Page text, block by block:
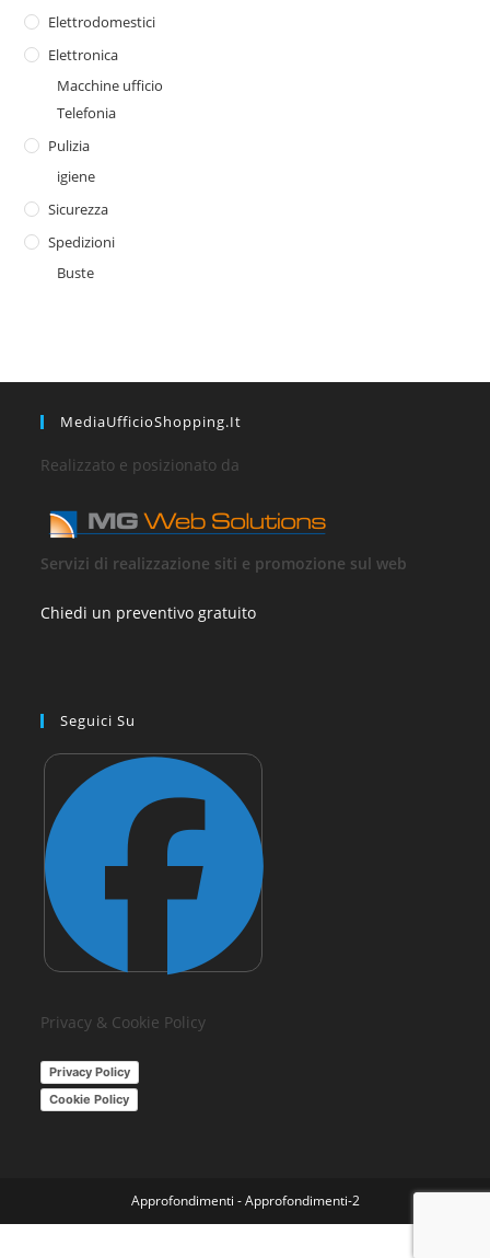
Elettrodomestici
Elettronica
Macchine ufficio
Telefonia
Pulizia
igiene
Sicurezza
Spedizioni
Buste
MediaUfficioShopping.it
Realizzato e posizionato da
Servizi di realizzazione siti e promozione sul web
Chiedi un preventivo gratuito
Seguici Su
Privacy & Cookie Policy
Privacy Policy
Cookie Policy
Approfondimenti -Approfondimenti-2